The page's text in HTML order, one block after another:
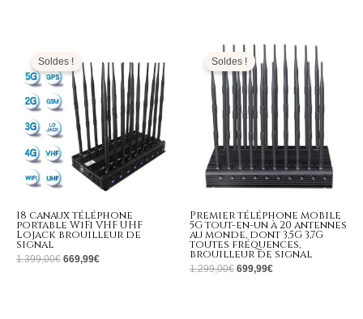
Soldes !
18 canaux téléphone
portable WiFi VHF UHF
Lojack brouilleur de
signal
1.399,00€
initial
était :
1.399,00€.
669,99€
est :
669,99€.
Soldes !
Premier téléphone mobile
5G tout-en-un à 20 antennes
au monde, dont 3,5G 3,7G
toutes fréquences,
brouilleur de signal
1.299,00€
prix
initial
était :
1.299,00€.
699,99€
prix
actuel
est :
699,99€.